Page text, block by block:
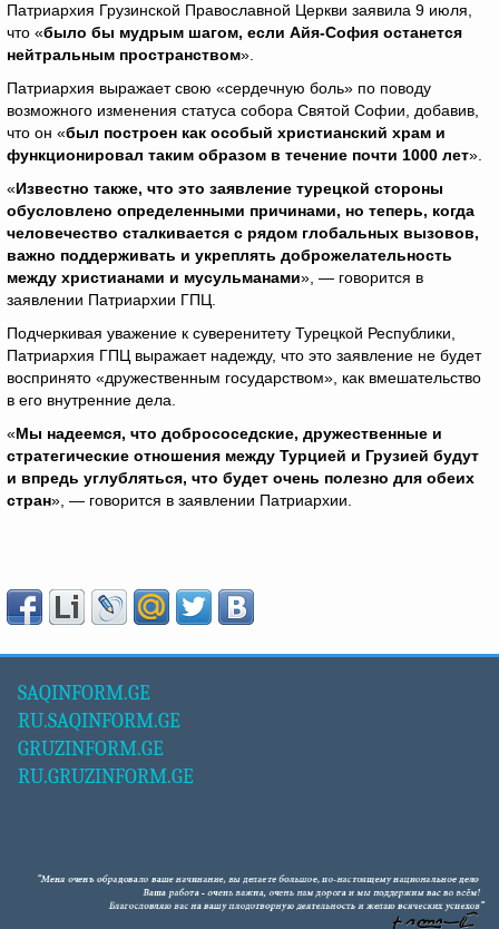
Патриархия Грузинской Православной Церкви заявила 9 июля,
что «было бы мудрым шагом, если Айя-София останется
нейтральным пространством».
Патриархия выражает свою «сердечную боль» по поводу
возможного изменения статуса собора Святой Софии, добавив,
что он «был построен как особый христианский храм и
функционировал таким образом в течение почти 1000 лет».
«Известно также, что это заявление турецкой стороны
обусловлено определенными причинами, но теперь, когда
человечество сталкивается с рядом глобальных вызовов,
важно поддерживать и укреплять доброжелательность
между христианами и мусульманами», — говорится в
заявлении Патриархии ГПЦ.
Подчеркивая уважение к суверенитету Турецкой Республики,
Патриархия ГПЦ выражает надежду, что это заявление не будет
воспринято «дружественным государством», как вмешательство
в его внутренние дела.
«Мы надеемся, что добрососедские, дружественные и
стратегические отношения между Турцией и Грузией будут
и впредь углубляться, что будет очень полезно для обеих
стран», — говорится в заявлении Патриархии.
SAQINFORM.GE
RU.SAQINFORM.GE
GRUZINFORM.GE
RU.GRUZINFORM.GE